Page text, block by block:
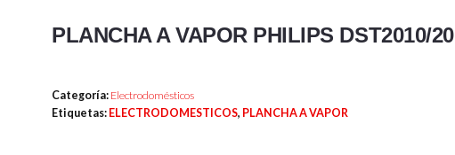
PLANCHA A VAPOR PHILIPS DST2010/20
Categoría: Electrodomésticos
Etiquetas: ELECTRODOMESTICOS, PLANCHA A VAPOR